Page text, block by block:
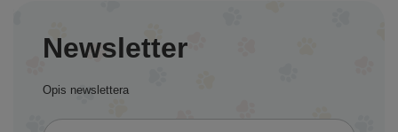
Newsletter
Opis newslettera